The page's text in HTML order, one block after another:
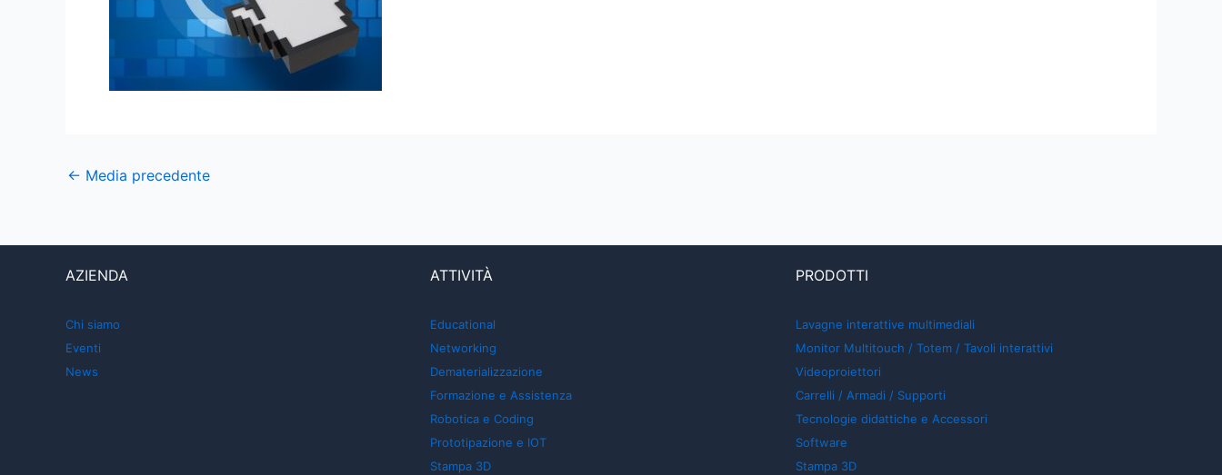
← Media precedente
AZIENDA
Chi siamo
Eventi
News
ATTIVITÀ
Educational
Networking
Dematerializzazione
Formazione e Assistenza
Robotica e Coding
Prototipazione e IOT
Stampa 3D
PRODOTTI
Lavagne interattive multimediali
Monitor Multitouch / Totem / Tavoli interattivi
Videoproiettori
Carrelli / Armadi / Supporti
Tecnologie didattiche e Accessori
Software
Stampa 3D